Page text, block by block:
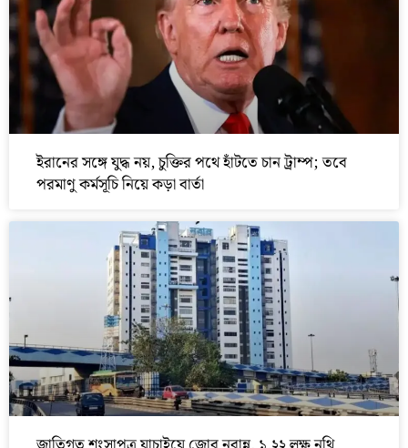
ইরানের সঙ্গে যুদ্ধ নয়, চুক্তির পথে হাঁটতে চান ট্রাম্প; তবে
পরমাণু কর্মসূচি নিয়ে কড়া বার্তা